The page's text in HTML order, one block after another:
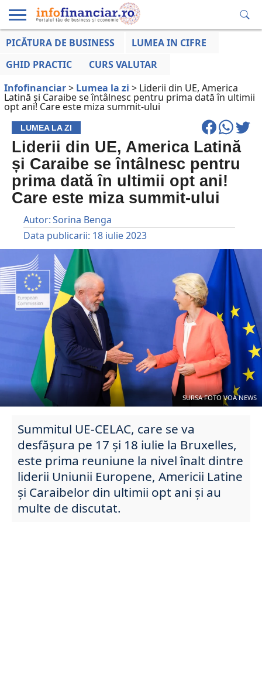
EDUCAȚIE
LA ZI
AFACERILOR
PICĂTURA DE BUSINESS
LUMEA IN CIFRE
GHID PRACTIC
CURS VALUTAR
Infofinanciar> Lumea la zi > Liderii din UE, America
Latină și Caraibe se întâlnesc pentru prima dată în ultimii
opt ani! Care este miza summit-ului
LUMEA LA ZI
Liderii din UE, America Latină
și Caraibe se întâlnesc pentru
prima dată în ultimii opt ani!
Care este miza summit-ului
Autor:Sorina Benga
Data publicarii: 18 iulie 2023
SURSA FOTO VOA NEWS
Summitul UE-CELAC, care se va
desfășura pe 17 și 18 iulie la Bruxelles,
este prima reuniune la nivel înalt dintre
liderii Uniunii Europene, Americii Latine
și Caraibelor din ultimii opt ani și au
multe de discutat.